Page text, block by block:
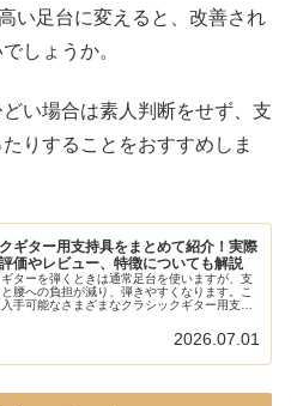
い足台に変えると、改善され
しょうか。
い場合は素人判断をせず、支
りすることをおすすめしま
ギター用支持具をまとめて紹介！実際
価やレビュー、特徴についても解説
ターを弾くときは通常足台を使いますが、支
腰への負担が減り、弾きやすくなります。こ
手可能なさまざまなクラシックギター用支持
時追加中です。
2026.07.01